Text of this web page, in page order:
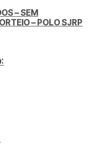
– SEM
– POLO SJRP